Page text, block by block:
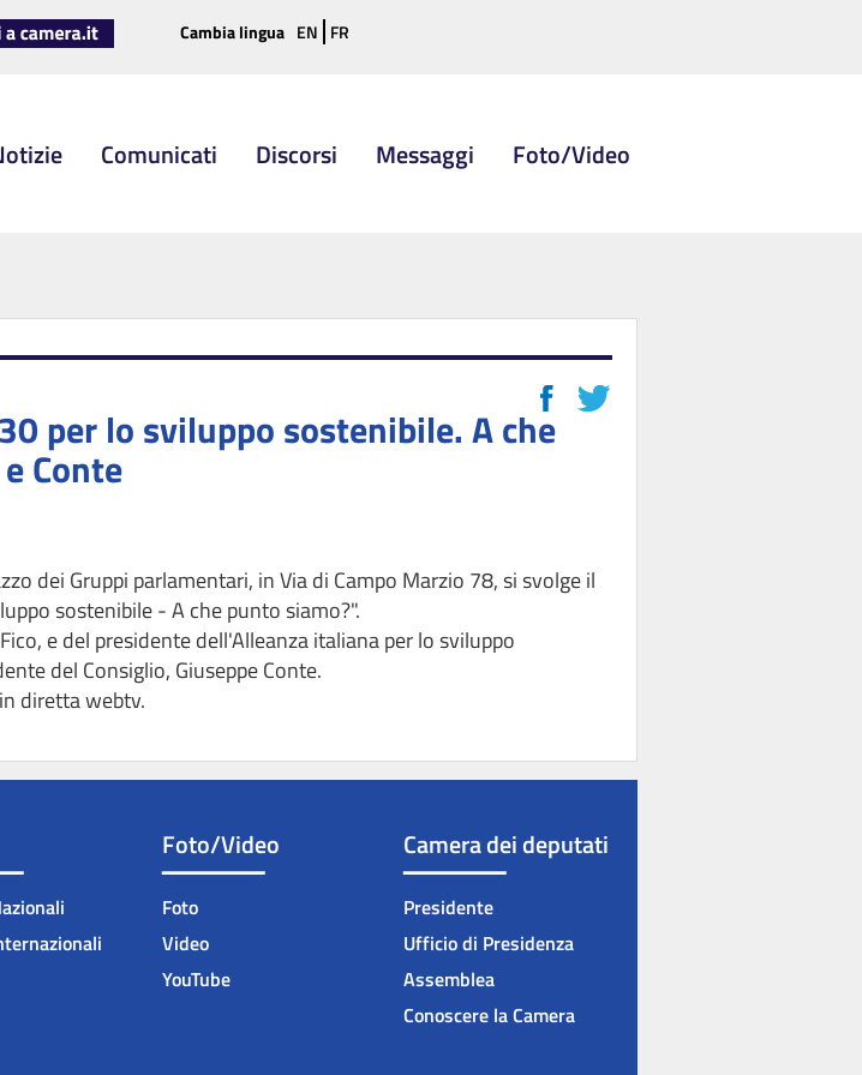
Cambia lingua EN FR
Comunicati Discorsi Messaggi Foto/Video
per lo sviluppo sostenibile. A che
Conte
dei Gruppi parlamentari, in Via di Campo Marzio 78, si svolge il
sostenibile - A che punto siamo?".
e del presidente dell'Alleanza italiana per lo sviluppo
del Consiglio, Giuseppe Conte.
diretta webtv.
Foto/Video
Foto
Video
YouTube
Camera dei deputati
Presidente
Ufficio di Presidenza
Assemblea
Conoscere la Camera